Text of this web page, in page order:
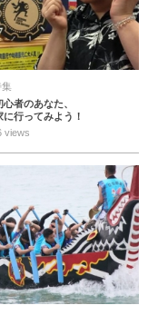
集
者のあなた、
に行ってみよう！
views